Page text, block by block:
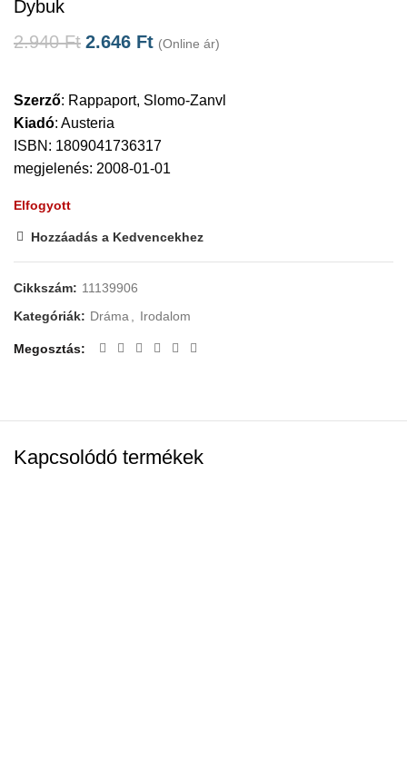
Dybuk
2.940Ft 2.646 Ft (Online ár)
Szerző: Rappaport, Slomo-Zanvl
Kiadó: Austeria
ISBN: 1809041736317
megjelenés: 2008-01-01
Elfogyott
Hozzáadás a Kedvencekhez
Cikkszám: 11139906
Kategóriák: Dráma Irodalom
Megosztás
Kapcsolódó termékek